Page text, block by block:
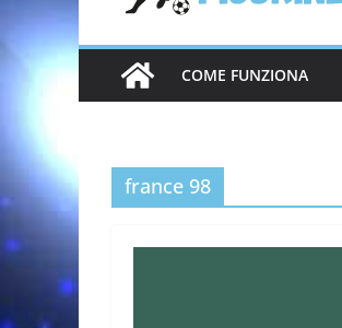
COME FUNZIONA
france 98